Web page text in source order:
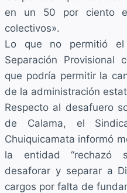
en un 50 por ciento
colectivos».
Lo que no permitió
Separación Provisional
que podría permitir la
de la administración
Respecto al desafuero
de Calama, el
Chuiquicamata informó
la entidad “rechazó
desaforar y separar a
cargos por falta de